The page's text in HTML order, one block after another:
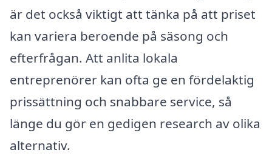
är det också viktigt att tänka på att priset
kan variera beroende på säsong och
efterfrågan. Att anlita lokala
entreprenörer kan ofta ge en fördelaktig
prissättning och snabbare service, så
länge du gör en gedigen research av olika
alternativ.